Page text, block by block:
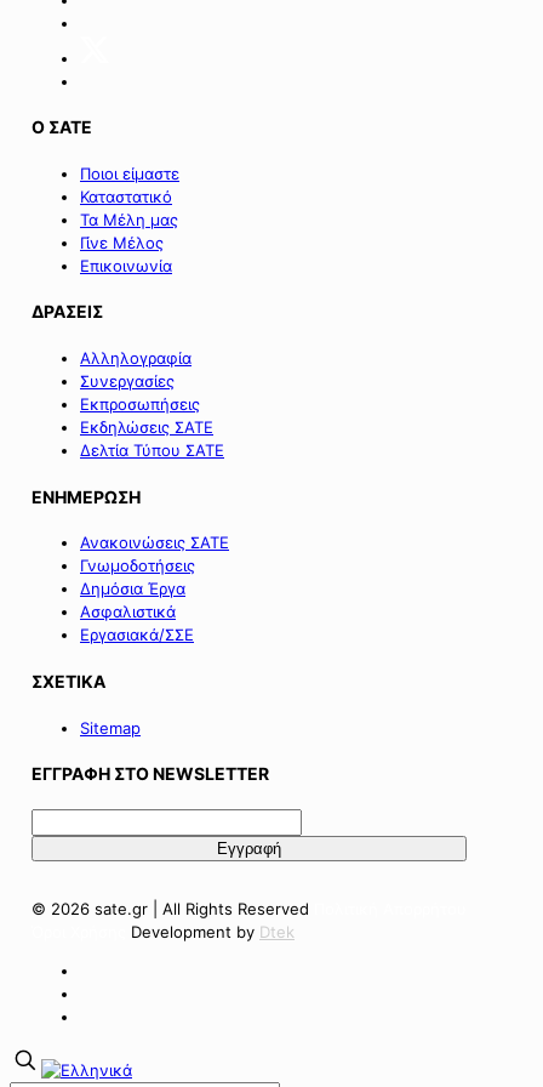
Ο ΣΑΤΕ
Ποιοι είμαστε
Καταστατικό
Τα Μέλη μας
Γίνε Μέλος
Επικοινωνία
ΔΡΑΣΕΙΣ
Αλληλογραφία
Συνεργασίες
Εκπροσωπήσεις
Εκδηλώσεις ΣΑΤΕ
Δελτία Τύπου ΣΑΤΕ
ΕΝΗΜΕΡΩΣΗ
Ανακοινώσεις ΣΑΤΕ
Γνωμοδοτήσεις
Δημόσια Έργα
Ασφαλιστικά
Εργασιακά/ΣΣΕ
ΣΧΕΤΙΚΑ
Sitemap
ΕΓΓΡΑΦΗ ΣΤΟ NEWSLETTER
© 2026 sate.gr | All Rights Reserved
Development by Dtek